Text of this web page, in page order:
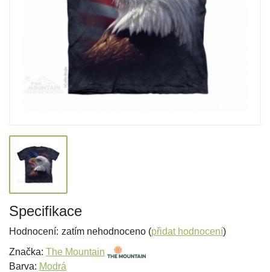
Specifikace
Hodnocení: zatím nehodnoceno (přidat hodnocení)
Značka: The Mountain
Barva: Modrá